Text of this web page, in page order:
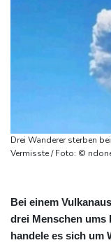
Drei Wanderer sterben
Vermisste
Bei einem
drei Menschen ums
handele es sich um